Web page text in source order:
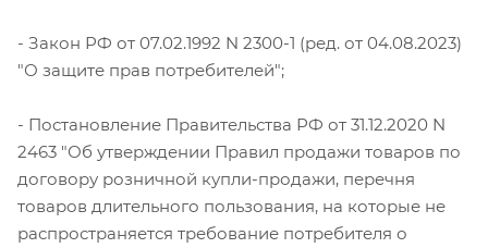
- Закон РФ от 07.02.1992 N 2300-1 (ред. от 04.08.2023)
"О защите прав потребителей";
- Постановление Правительства РФ от 31.12.2020 N
2463 "Об утверждении Правил продажи товаров по
договору розничной купли-продажи, перечня
товаров длительного пользования, на которые не
распространяется требование потребителя о